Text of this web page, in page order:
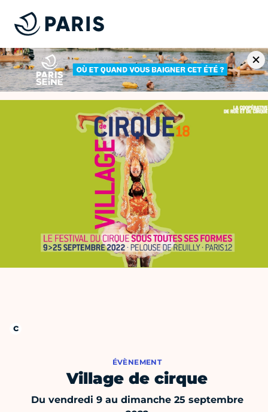
ÉVÈNEMENT
Village de cirque
Du vendredi 9 au dimanche 25 septembre